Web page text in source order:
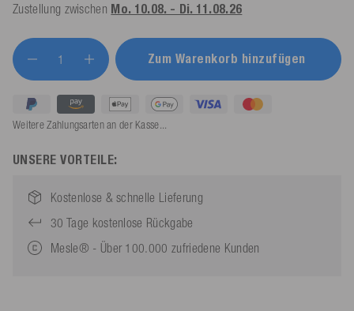
Zustellung zwischen Mo. 10.08. - Di. 11.08.26
Zum Warenkorb hinzufügen
Weitere Zahlungsarten an der Kasse...
UNSERE VORTEILE:
Kostenlose & schnelle Lieferung
30 Tage kostenlose Rückgabe
Mesle® - Über 100.000 zufriedene Kunden